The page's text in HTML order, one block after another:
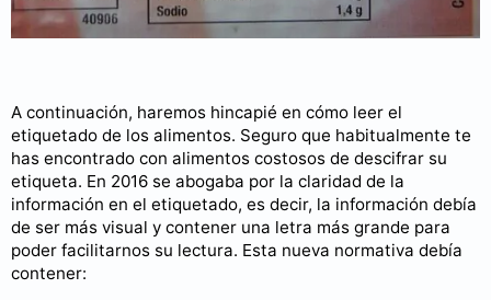
A continuación, haremos hincapié en cómo leer el
etiquetado de los alimentos. Seguro que habitualmente te
has encontrado con alimentos costosos de descifrar su
etiqueta. En 2016 se abogaba por la claridad de la
información en el etiquetado, es decir, la información debía
de ser más visual y contener una letra más grande para
poder facilitarnos su lectura. Esta nueva normativa debía
contener: